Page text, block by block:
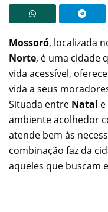
Mossoró, localizada
Norte, é uma cidade
vida acessível,
vida a seus
Situada entre Natal e
ambiente acolhedor
atende bem às
combinação faz da
aqueles que buscam